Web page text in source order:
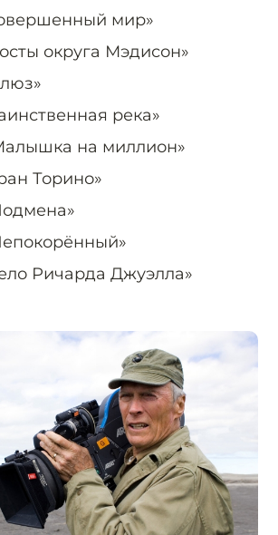
мир»
округа Мэдисон»
река»
на миллион»
Торино»
Ричарда Джуэлла»